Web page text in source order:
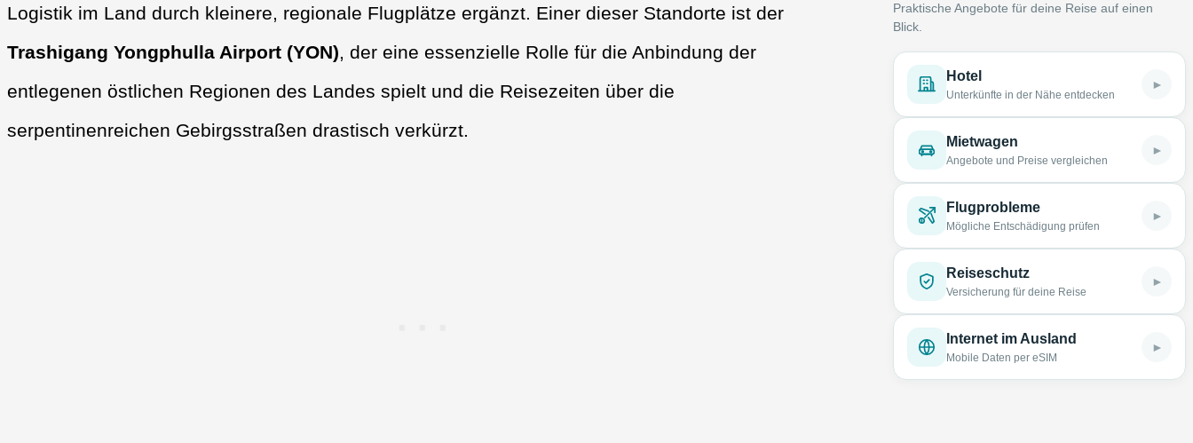
Logistik im Land durch kleinere, regionale Flugplätze ergänzt. Einer dieser Standorte ist der
Trashigang Yongphulla Airport (YON), der eine essenzielle Rolle für die Anbindung der
entlegenen östlichen Regionen des Landes spielt und die Reisezeiten über die
serpentinenreichen Gebirgsstraßen drastisch verkürzt.
Praktische Angebote für deine Reise auf einen
Blick.
Hotel
Unterkünfte in der Nähe entdecken
►
Mietwagen
Angebote und Preise vergleichen
►
Flugprobleme
Mögliche Entschädigung prüfen
►
Reiseschutz
Versicherung für deine Reise
►
Internet im Ausland
Mobile Daten per eSIM
►